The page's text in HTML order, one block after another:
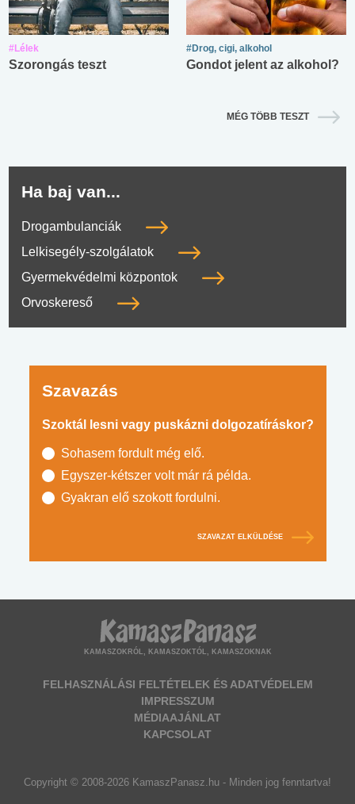
#Lélek
Szorongás teszt
#Drog, cigi, alkohol
Gondot jelent az alkohol?
MÉG TÖBB TESZT
Ha baj van...
Drogambulanciák
Lelkisegély-szolgálatok
Gyermekvédelmi központok
Orvoskereső
Szavazás
Szoktál lesni vagy puskázni dolgozatíráskor?
Sohasem fordult még elő.
Egyszer-kétszer volt már rá példa.
Gyakran elő szokott fordulni.
SZAVAZAT ELKÜLDÉSE
KAMASZOKRÓL, KAMASZOKTÓL, KAMASZOKNAK
FELHASZNÁLÁSI FELTÉTELEK ÉS ADATVÉDELEM
IMPRESSZUM
MÉDIAAJÁNLAT
KAPCSOLAT
Copyright © 2008-2026 KamaszPanasz.hu - Minden jog fenntartva!